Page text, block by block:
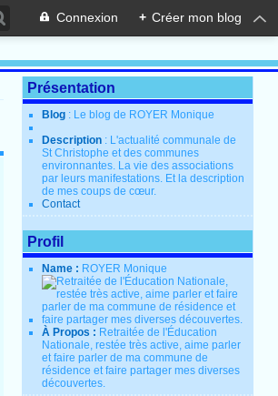
Connexion + Créer mon blog
Présentation
Blog : Le blog de ROYER Monique
Description : L'actualité communale de
St Christophe et des communes
environnantes. La vie des associations
par leurs manifestations. Et la description
de mes coups de cœur.
Contact
Profil
Name : ROYER Monique
À Propos : Retraitée de l'Éducation
Nationale, restée très active, aime parler
et faire parler de ma commune de
résidence et faire partager mes diverses
découvertes.